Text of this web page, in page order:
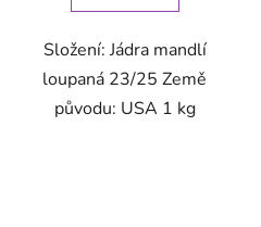
Složení: Jádra mandlí
loupaná 23/25 Země
původu: USA 1 kg